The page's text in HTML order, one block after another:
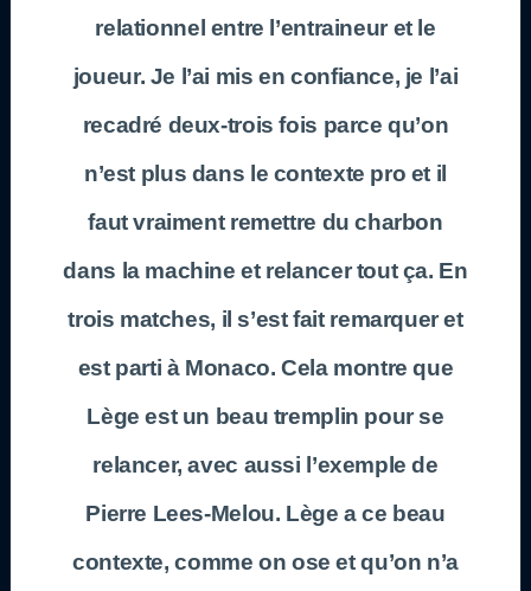
relationnel entre l’entraineur et le
joueur. Je l’ai mis en confiance, je l’ai
recadré deux-trois fois parce qu’on
n’est plus dans le contexte pro et il
faut vraiment remettre du charbon
dans la machine et relancer tout ça. En
trois matches, il s’est fait remarquer et
est parti à Monaco. Cela montre que
Lège est un beau tremplin pour se
relancer, avec aussi l’exemple de
Pierre Lees-Melou. Lège a ce beau
contexte, comme on ose et qu’on n’a